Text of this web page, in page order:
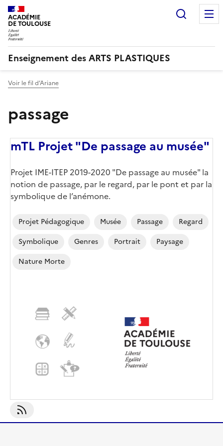
ACADÉMIE
DE TOULOUSE
Enseignement des ARTS PLASTIQUES
Voir le fil d’Ariane
passage
mTL Projet "De passage au musée"
Projet IME-ITEP 2019-2020 "De passage au musée" la
notion de passage, par le regard, par le pont et par la
symbolique de l’anémone.
Projet Pédagogique Musée Passage
Regard
Symbolique
Genres Portrait
Paysage
Nature Morte
S'abonner À Passage